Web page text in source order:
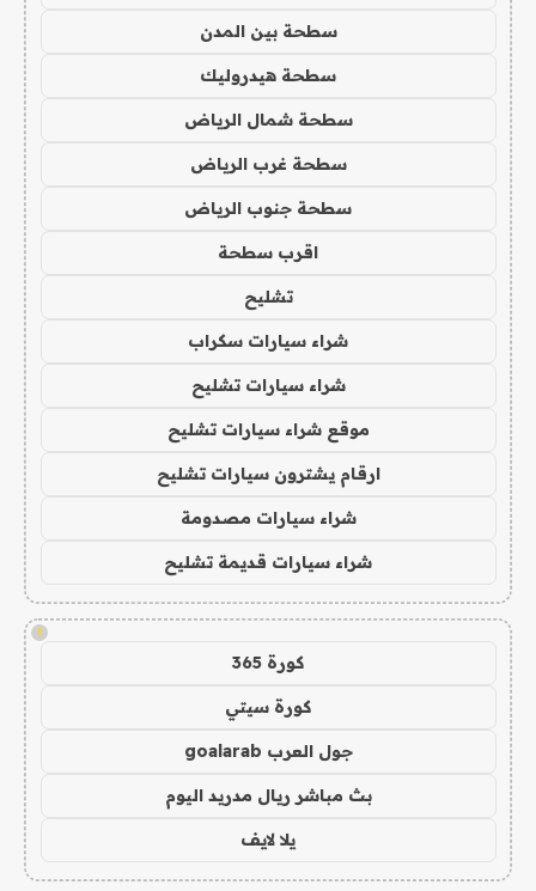
سطحة بين المدن
سطحة هيدروليك
سطحة شمال الرياض
سطحة غرب الرياض
سطحة جنوب الرياض
اقرب سطحة
تشليح
شراء سيارات سكراب
شراء سيارات تشليح
موقع شراء سيارات تشليح
ارقام يشترون سيارات تشليح
شراء سيارات مصدومة
شراء سيارات قديمة تشليح
!
كورة 365
كورة سيتي
جول العرب goalarab
بث مباشر ريال مدريد اليوم
يلا لايف